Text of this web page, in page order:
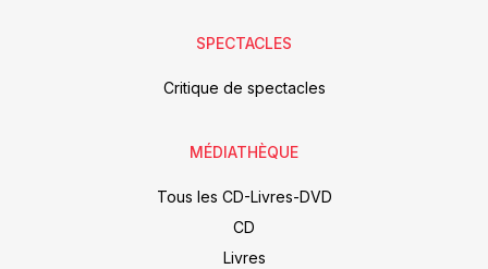
SPECTACLES
Critique de spectacles
MÉDIATHÈQUE
Tous les CD-Livres-DVD
CD
Livres